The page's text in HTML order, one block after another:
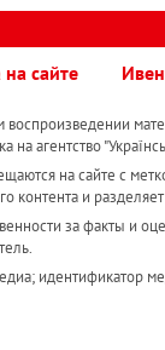
сайте
на агентство
на сайте с
контента и
за факты и
идентификатор